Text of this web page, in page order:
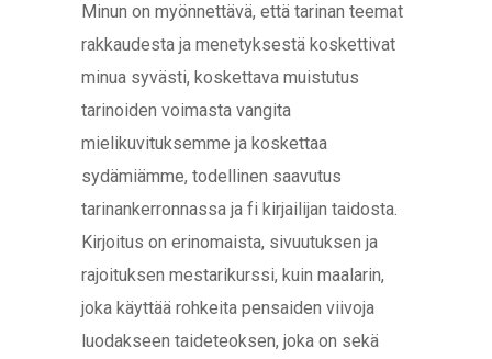
Minun on myönnettävä, että tarinan teemat
rakkaudesta ja menetyksestä koskettivat
minua syvästi, koskettava muistutus
tarinoiden voimasta vangita
mielikuvituksemme ja koskettaa
sydämiämme, todellinen saavutus
tarinankerronnassa ja fi kirjailijan taidosta.
Kirjoitus on erinomaista, sivuutuksen ja
rajoituksen mestarikurssi, kuin maalarin,
joka käyttää rohkeita pensaiden viivoja
luodakseen taideteoksen, joka on sekä